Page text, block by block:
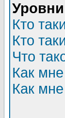
Кто
Кто
Что
Как мне
Как